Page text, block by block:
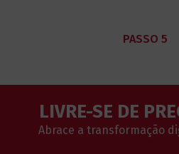
PASSO 5
LIVRE-SE DE
Abrace a transformação